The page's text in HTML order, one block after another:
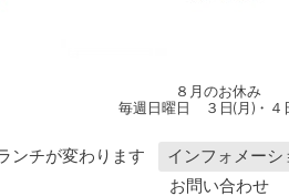
８月のお休み
毎週日曜日 ３日(月)・４
ンチが変わります インフォメーシ
お問い合わせ